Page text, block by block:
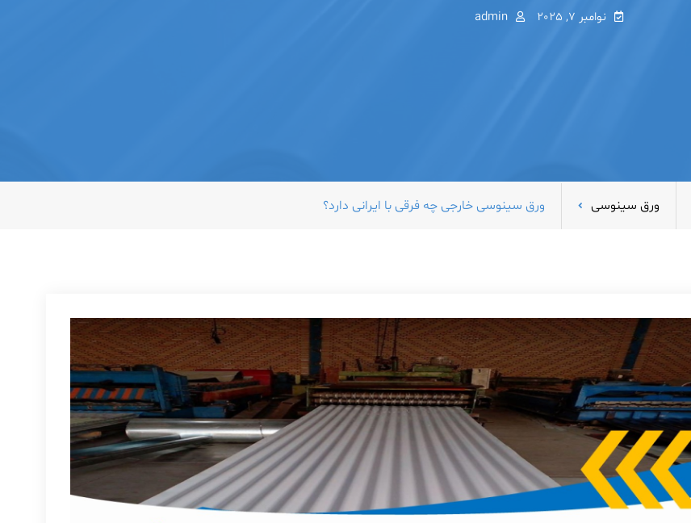
نوامبر 7, 2025 admin
ورق سینوسی ورق سینوسی خارجی چه فرقی با ایرانی دارد؟